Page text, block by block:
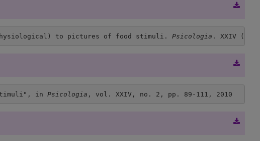
to pictures of food stimuli. Psicologia . XXIV (2),
in Psicologia , vol. XXIV, no. 2, pp. 89-111, 2010